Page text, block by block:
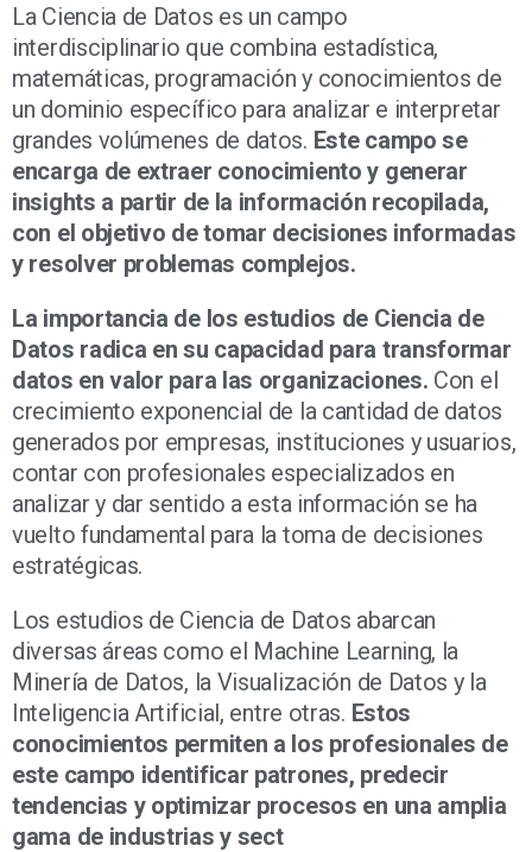
La Ciencia de Datos es un campo
interdisciplinario que combina estadística,
matemáticas, programación y conocimientos de
un dominio específico para analizar e interpretar
grandes volúmenes de datos. Este campo se
encarga de extraer conocimiento y generar
insights a partir de la información recopilada,
con el objetivo de tomar decisiones informadas
y resolver problemas complejos.
La importancia de los estudios de Ciencia de
Datos radica en su capacidad para transformar
datos en valor para las organizaciones. Con el
crecimiento exponencial de la cantidad de datos
generados por empresas, instituciones y usuarios,
contar con profesionales especializados en
analizar y dar sentido a esta información se ha
vuelto fundamental para la toma de decisiones
estratégicas.
Los estudios de Ciencia de Datos abarcan
diversas áreas como el Machine Learning, la
Minería de Datos, la Visualización de Datos y la
Inteligencia Artificial, entre otras. Estos
conocimientos permiten a los profesionales de
este campo identificar patrones, predecir
tendencias y optimizar procesos en una amplia
gama de industrias y sect